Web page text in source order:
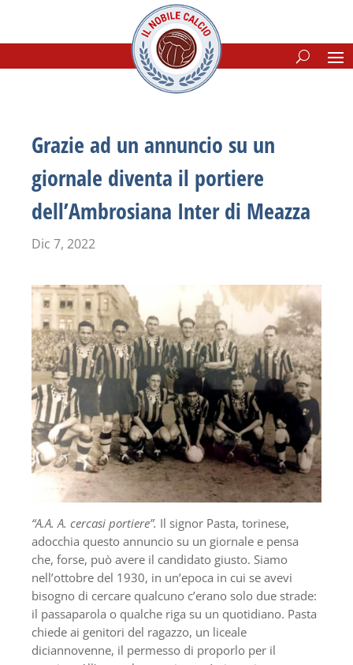
Grazie ad un annuncio su un
giornale diventa il portiere
dell’Ambrosiana Inter di Meazza
Dic 7, 2022
“A.A. A. cercasi portiere”. Il signor Pasta, torinese,
adocchia questo annuncio su un giornale e pensa
che, forse, può avere il candidato giusto. Siamo
nell’ottobre del 1930, in un’epoca in cui se avevi
bisogno di cercare qualcuno c’erano solo due strade:
il passaparola o qualche riga su un quotidiano. Pasta
chiede ai genitori del ragazzo, un liceale
diciannovenne, il permesso di proporlo per il